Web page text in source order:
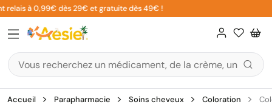
Aller
au
contenu
à 0,99€ dès 29€ et gratuite dès 49€ !
Accueil Parapharmacie Soins cheveux Coloration